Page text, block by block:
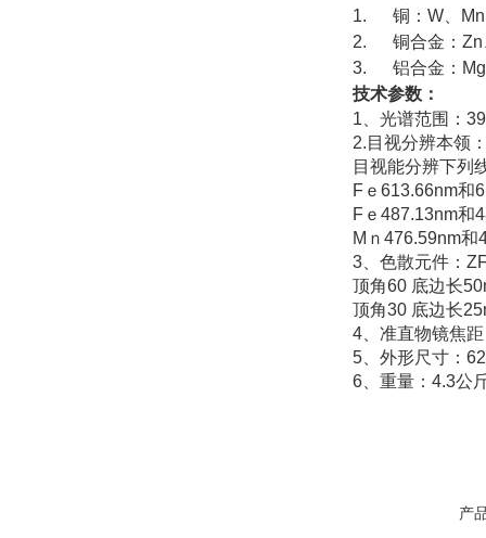
1. 铜：W、Mn
2. 铜合金：Zn
3. 铝合金：Mg
技术参数：
1、光谱范围：
2.目视分辨本领
目视能分辨下列
Fｅ613.66nm和
Fｅ487.13nm和
Mｎ476.59nm和
3、色散元件：
顶角60 底边长
顶角30 底边长
4、准直物镜焦
5、外形尺寸：
6、重量：4.3公
产